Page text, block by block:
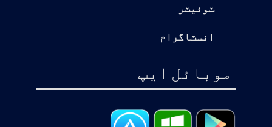
ٽوئيٽر
انسٽاگرام
موبائل ايپ